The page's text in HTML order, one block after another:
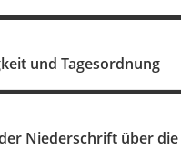
und Tagesordnung
Niederschrift über